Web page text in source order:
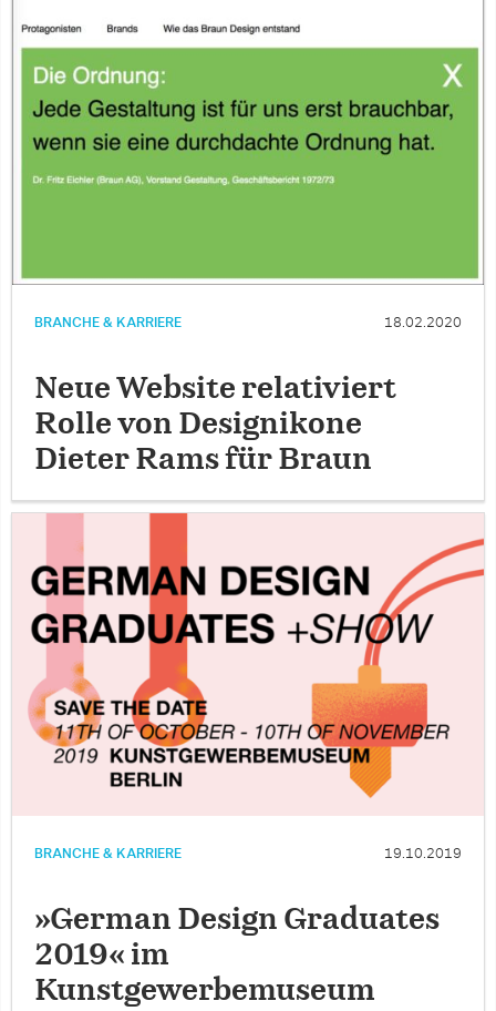
BRANCHE & KARRIERE 18.02.2020
Neue Website relativiert
Rolle von Designikone
Dieter Rams für Braun
BRANCHE & KARRIERE 19.10.2019
»German Design Graduates
2019« im
Kunstgewerbemuseum